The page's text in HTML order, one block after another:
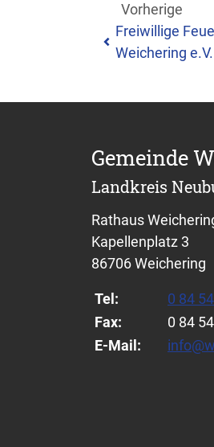
Vorherige
Freiwillige
Weichering e.V.
Gemeinde
Landkreis
Rathaus
Kapellenplatz 3
86706 Weichering
Tel:
0 84
Fax:
0 84
E-Mail: